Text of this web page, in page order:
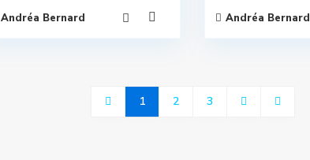
Andréa Bernard Andréa Bernard
1 2 3